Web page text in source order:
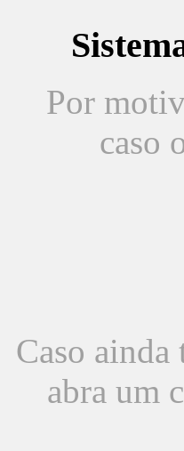
Por
caso
Caso ainda
abra um